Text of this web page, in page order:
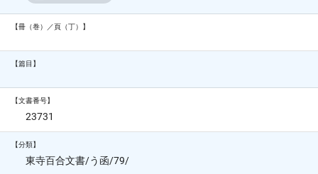
【冊（巻）／頁（丁）】
【篇目】
【文書番号】
23731
【分類】
東寺百合文書/う函/79/